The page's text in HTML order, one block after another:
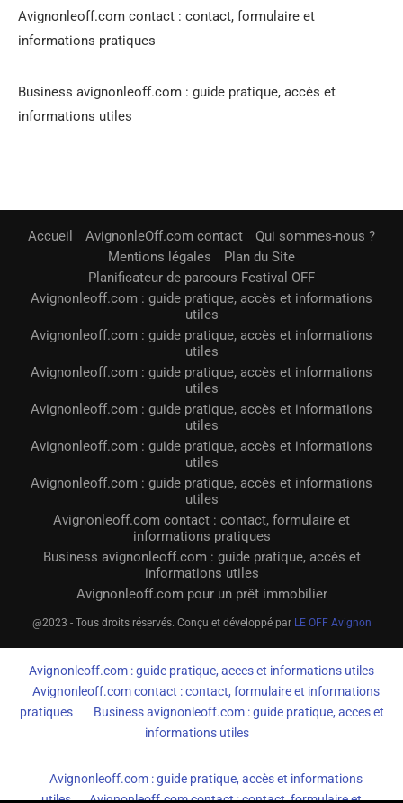
Avignonleoff.com contact : contact, formulaire et
informations pratiques
Business avignonleoff.com : guide pratique, accès et
informations utiles
Accueil AvignonleOff.com contact
Qui sommes-nous ?
Mentions légales
Plan du Site
Planificateur de parcours Festival OFF
Avignonleoff.com : guide pratique, accès et informations
utiles
Avignonleoff.com : guide pratique, accès et informations
utiles
Avignonleoff.com : guide pratique, accès et informations
utiles
Avignonleoff.com : guide pratique, accès et informations
utiles
Avignonleoff.com : guide pratique, accès et informations
utiles
Avignonleoff.com : guide pratique, accès et informations
utiles
Avignonleoff.com contact : contact, formulaire et
informations pratiques
Business avignonleoff.com : guide pratique, accès et
informations utiles
Avignonleoff.com pour un prêt immobilier
@2023 - Tous droits réservés. Conçu et développé par LE OFF Avignon
Avignonleoff.com : guide pratique, acces et informations utiles
Avignonleoff.com contact : contact, formulaire et informations
pratiques
Business avignonleoff.com : guide pratique, acces et
informations utiles
Avignonleoff.com : guide pratique, accès et informations
utiles
Avignonleoff.com contact : contact, formulaire et